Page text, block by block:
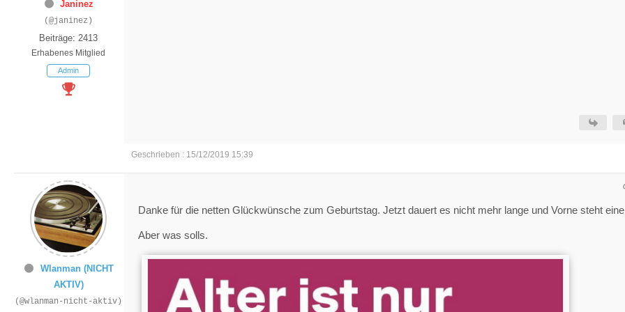
Janinez
(@janinez)
Beiträge: 2413
Erhabenes Mitglied
Admin
Geschrieben : 15/12/2019 15:39
Wlanman (NICHT
AKTIV)
(@wlanman-nicht-aktiv)
Danke für die netten Glückwünsche zum Geburtstag. Jetzt dauert es nicht mehr lange und Vorne steht
Aber was solls.